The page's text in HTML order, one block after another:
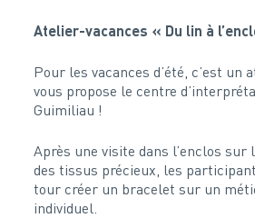
Atelier-vacances « Du lin à
Pour les vacances d’été, c’est un
vous propose le centre
Guimiliau !
Après une visite dans l’enclos
des tissus précieux, les
tour créer un bracelet sur un
individuel.